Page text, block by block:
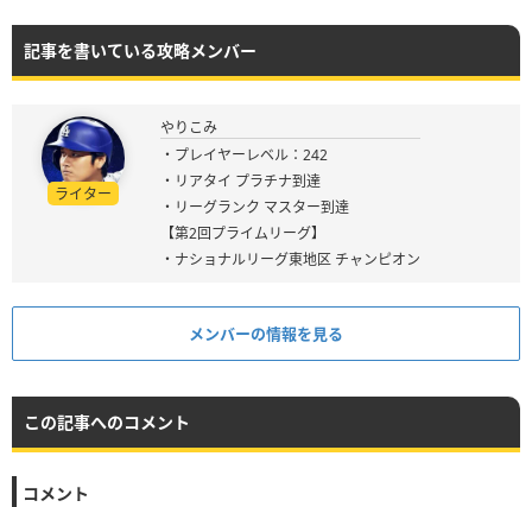
記事を書いている攻略メンバー
ライター
やりこみ
・プレイヤーレベル：242
・リアタイ プラチナ到達
・リーグランク マスター到達
【第2回プライムリーグ】
・ナショナルリーグ東地区 チャンピオン
メンバーの情報を見る
この記事へのコメント
コメント